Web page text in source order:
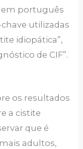
em português
utilizadas
idiopática”,
de CIF”.
os resultados
a cistite
que é
adultos,